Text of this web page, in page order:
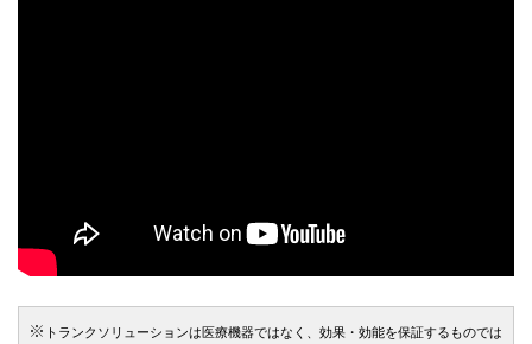
トランクソリューションは医療機器ではなく、効果・効能を保証するものでは